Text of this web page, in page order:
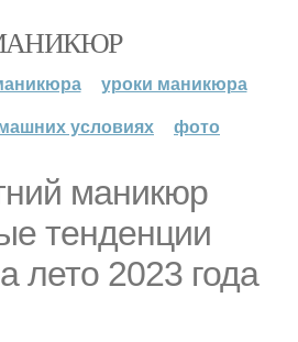
уроки маникюра
условиях
фото
маникюр
тенденции
лето 2023 года